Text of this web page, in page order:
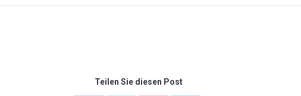
Teilen Sie diesen Post